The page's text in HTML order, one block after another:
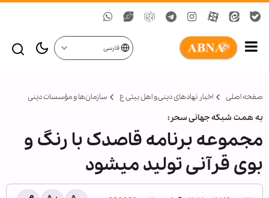
فارسی
صفحه اصلی اخبار نهادهای دینی و اهل بیتی ع سازمان‌ها و مؤسسات دینی
به همت شبکه جهانی سحر:
مجموعه برنامه قاصدک با رنگ و
بوی قرآنی تولید می‏شود